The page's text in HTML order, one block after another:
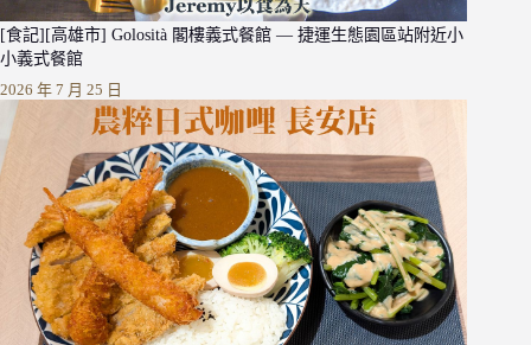
[食記][高雄市] Golosità 閣樓義式餐館 — 捷運生態園區站附近小
小義式餐館
2026 年 7 月 25 日